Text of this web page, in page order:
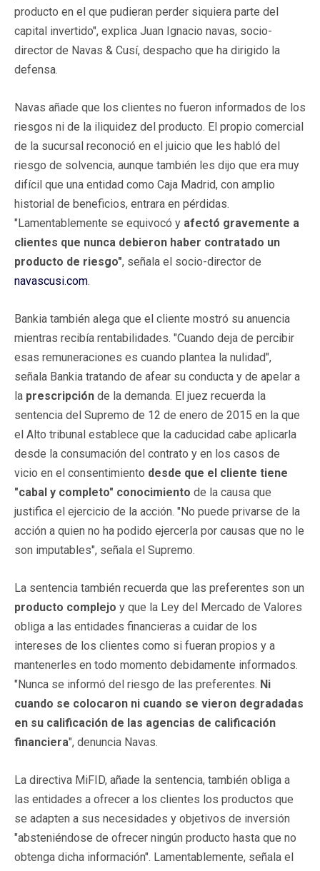
producto en el que pudieran perder siquiera parte del
capital invertido", explica Juan Ignacio navas, socio-
director de Navas & Cusí, despacho que ha dirigido la
defensa.
Navas añade que los clientes no fueron informados de los
riesgos ni de la iliquidez del producto. El propio comercial
de la sucursal reconoció en el juicio que les habló del
riesgo de solvencia, aunque también les dijo que era muy
difícil que una entidad como Caja Madrid, con amplio
historial de beneficios, entrara en pérdidas.
"Lamentablemente se equivocó y afectó gravemente a
clientes que nunca debieron haber contratado un
producto de riesgo", señala el socio-director de
navascusi.com.
Bankia también alega que el cliente mostró su anuencia
mientras recibía rentabilidades. "Cuando deja de percibir
esas remuneraciones es cuando plantea la nulidad",
señala Bankia tratando de afear su conducta y de apelar a
la prescripción de la demanda. El juez recuerda la
sentencia del Supremo de 12 de enero de 2015 en la que
el Alto tribunal establece que la caducidad cabe aplicarla
desde la consumación del contrato y en los casos de
vicio en el consentimiento desde que el cliente tiene
"cabal y completo" conocimiento de la causa que
justifica el ejercicio de la acción. "No puede privarse de la
acción a quien no ha podido ejercerla por causas que no le
son imputables", señala el Supremo.
La sentencia también recuerda que las preferentes son un
producto complejo y que la Ley del Mercado de Valores
obliga a las entidades financieras a cuidar de los
intereses de los clientes como si fueran propios y a
mantenerles en todo momento debidamente informados.
"Nunca se informó del riesgo de las preferentes. Ni
cuando se colocaron ni cuando se vieron degradadas
en su calificación de las agencias de calificación
financiera", denuncia Navas.
La directiva MiFID, añade la sentencia, también obliga a
las entidades a ofrecer a los clientes los productos que
se adapten a sus necesidades y objetivos de inversión
"absteniéndose de ofrecer ningún producto hasta que no
obtenga dicha información". Lamentablemente, señala el